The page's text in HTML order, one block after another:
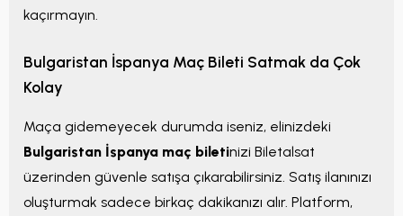
kaçırmayın.
Bulgaristan İspanya Maç Bileti Satmak da Çok
Kolay
Maça gidemeyecek durumda iseniz, elinizdeki
Bulgaristan İspanya maç biletinizi Biletalsat
üzerinden güvenle satışa çıkarabilirsiniz. Satış ilanınızı
oluşturmak sadece birkaç dakikanızı alır. Platform,